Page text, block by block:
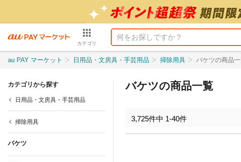
カテゴリ
au PAY マーケット 日用品・文房具・手芸用品 掃除用具 バケツの商品
カテゴリから探す
日用品・文房具・手芸用品
掃除用具
バケツ
バケツの商品一覧
3,725件中 1-40件